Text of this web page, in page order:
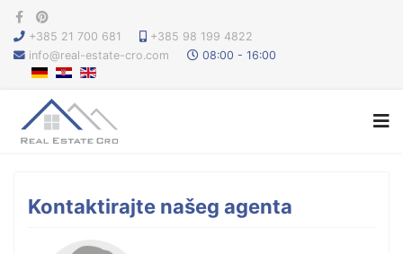
+385 21 700 681
+385 98 199 4822
info@real-estate-cro.com
08:00 - 16:00
Kontaktirajte našeg agenta